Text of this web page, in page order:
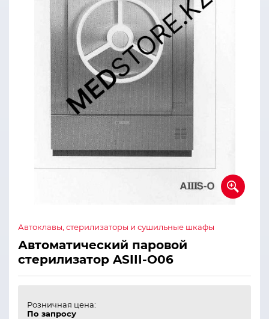
Автоклавы, стерилизаторы и сушильные шкафы
Автоматический паровой
стерилизатор ASIII-O06
Розничная цена:
По запросу